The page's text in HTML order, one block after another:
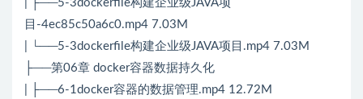
| ├──5-3dockerfile构建企业级JAVA项
目-4ec85c50a6c0.mp4 7.03M
| └──5-3dockerfile构建企业级JAVA项目.mp4 7.03M
├──第06章 docker容器数据持久化
| ├──6-1docker容器的数据管理.mp4 12.72M